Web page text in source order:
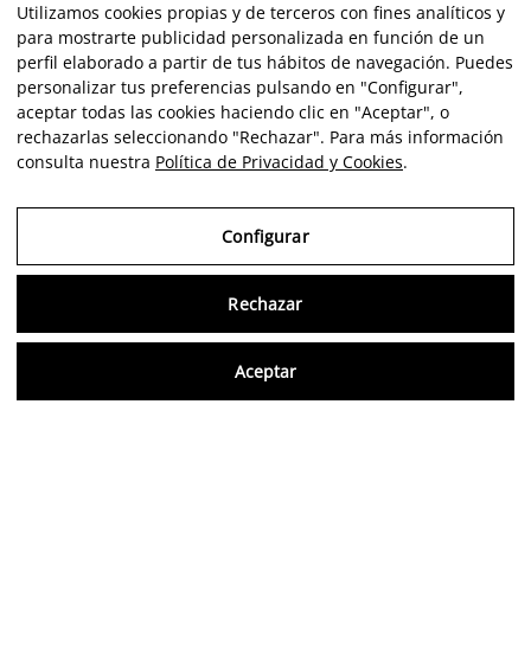
Utilizamos cookies propias y de terceros con fines analíticos y
para mostrarte publicidad personalizada en función de un
perfil elaborado a partir de tus hábitos de navegación. Puedes
personalizar tus preferencias pulsando en "Configurar",
aceptar todas las cookies haciendo clic en "Aceptar", o
rechazarlas seleccionando "Rechazar". Para más información
consulta nuestra Política de Privacidad y Cookies.
Configurar
Rechazar
Aceptar